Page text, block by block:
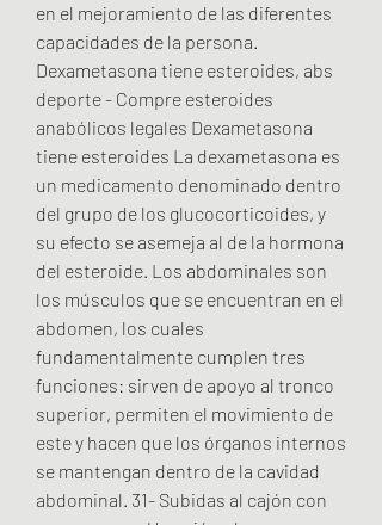
en el mejoramiento de las diferentes
capacidades de la persona.
Dexametasona tiene esteroides, abs
deporte - Compre esteroides
anabólicos legales Dexametasona
tiene esteroides La dexametasona es
un medicamento denominado dentro
del grupo de los glucocorticoides, y
su efecto se asemeja al de la hormona
del esteroide. Los abdominales son
los músculos que se encuentran en el
abdomen, los cuales
fundamentalmente cumplen tres
funciones: sirven de apoyo al tronco
superior, permiten el movimiento de
este y hacen que los órganos internos
se mantengan dentro de la cavidad
abdominal. 31- Subidas al cajón con